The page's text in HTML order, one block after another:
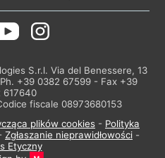
S.r.l. Via del Benessere, 13
+39 0382 67599 - Fax +39
617640
fiscale 08973680153
plików cookies - Polityka
Zgłaszanie nieprawidłowości -
Etyczny